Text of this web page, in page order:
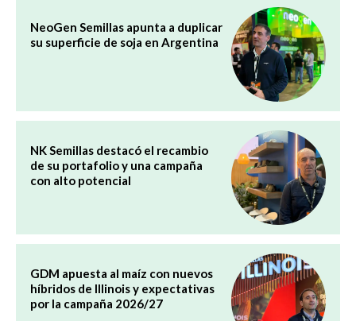
NeoGen Semillas apunta a duplicar
su superficie de soja en Argentina
NK Semillas destacó el recambio
de su portafolio y una campaña
con alto potencial
GDM apuesta al maíz con nuevos
híbridos de Illinois y expectativas
por la campaña 2026/27